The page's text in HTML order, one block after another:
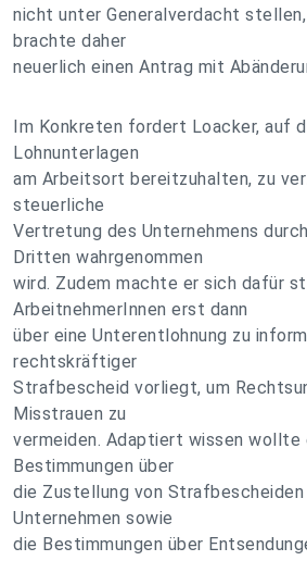
nicht unter Generalverdacht
brachte daher
neuerlich einen Antrag mit
Im Konkreten fordert Loacker, auf
Lohnunterlagen
am Arbeitsort bereitzuhalten, zu
steuerliche
Vertretung des Unternehmens
Dritten wahrgenommen
wird. Zudem machte er sich dafür
ArbeitnehmerInnen erst dann
über eine Unterentlohnung zu
rechtskräftiger
Strafbescheid vorliegt, um
Misstrauen zu
vermeiden. Adaptiert wissen wollte
Bestimmungen über
die Zustellung von Strafbescheiden
Unternehmen sowie
die Bestimmungen über